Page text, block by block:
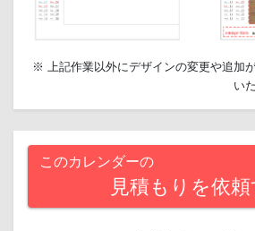
※ 上記作業以外にデザインの変更や追加
い
このカレンダーの
見積もりを依頼